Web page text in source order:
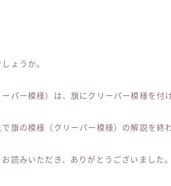
ょうか。
パー模様）は、旗にクリーパー模様を付
旗の模様（クリーパー模様）の解説を終
読みいただき、ありがとうございました。